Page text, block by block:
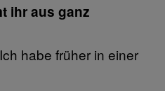
ihr aus ganz
habe früher in einer